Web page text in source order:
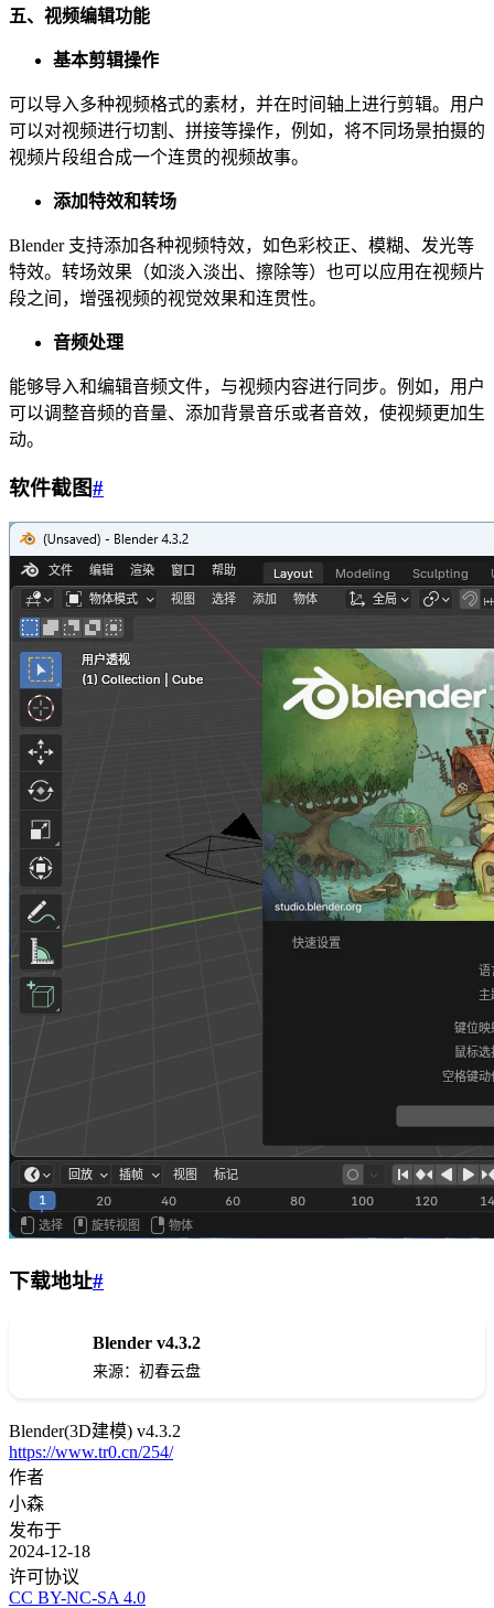
五、视频编辑功能
基本剪辑操作
可以导入多种视频格式的素材，并在时间轴上进行剪辑。用户
可以对视频进行切割、拼接等操作，例如，将不同场景拍摄的
视频片段组合成一个连贯的视频故事。
添加特效和转场
Blender 支持添加各种视频特效，如色彩校正、模糊、发光等
特效。转场效果（如淡入淡出、擦除等）也可以应用在视频片
段之间，增强视频的视觉效果和连贯性。
音频处理
能够导入和编辑音频文件，与视频内容进行同步。例如，用户
可以调整音频的音量、添加背景音乐或者音效，使视频更加生
动。
软件截图#
下载地址#
Blender v4.3.2
来源：初春云盘
Blender(3D建模) v4.3.2
https://www.tr0.cn/254/
作者
小森
发布于
2024-12-18
许可协议
CC BY-NC-SA 4.0